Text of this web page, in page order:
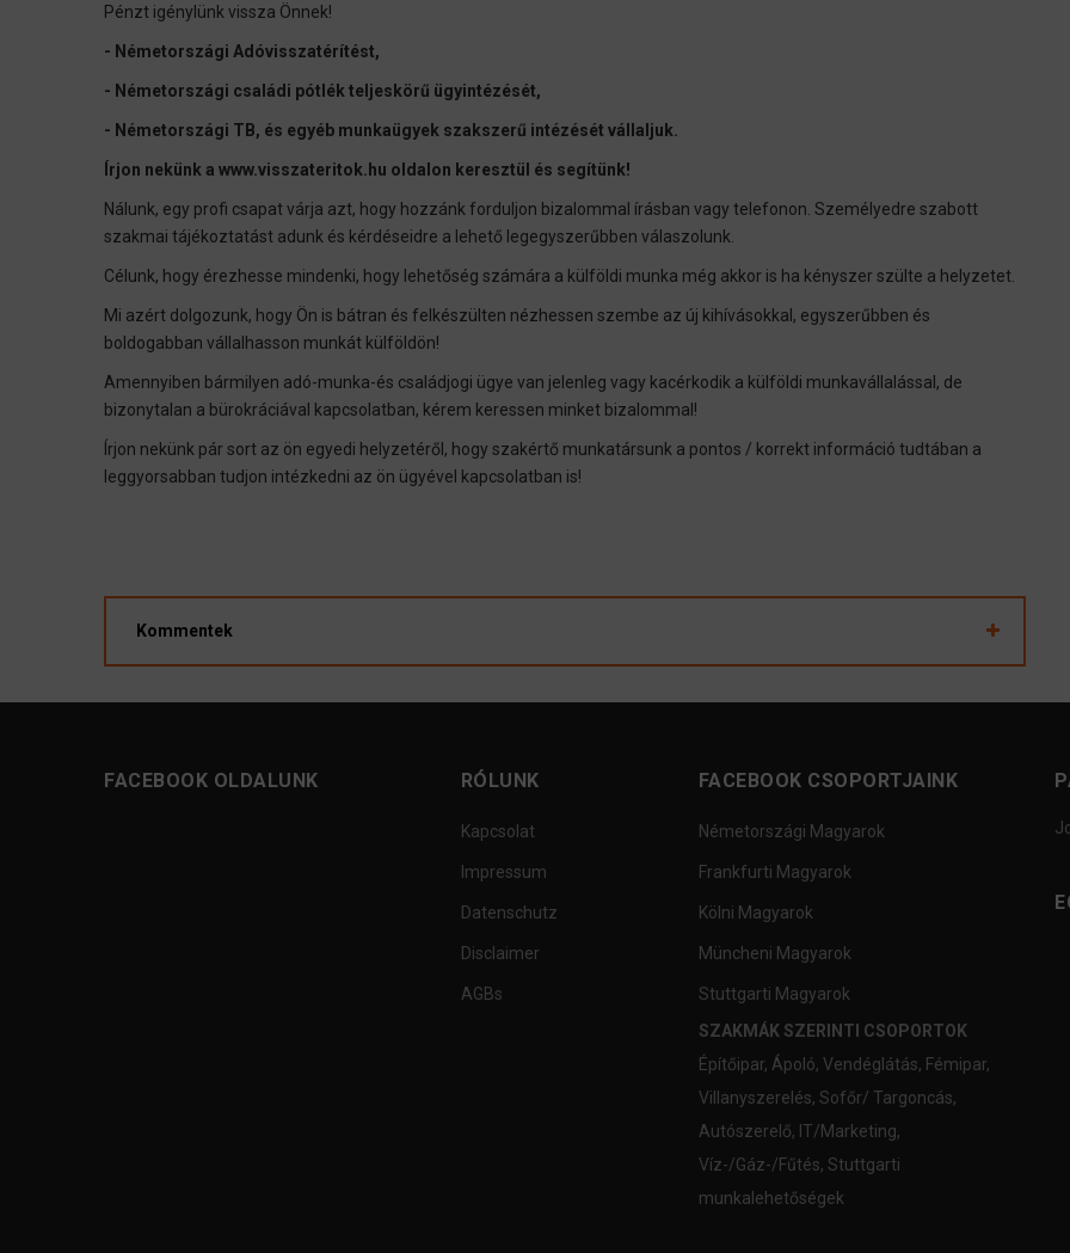
Pénzt igénylünk vissza Önnek!
- Németországi Adóvisszatérítést,
- Németországi családi pótlék teljeskörű ügyintézését,
- Németországi TB, és egyéb munkaügyek szakszerű intézését vállaljuk.
Írjon nekünk a www.visszateritok.hu oldalon keresztül és segítünk!
Nálunk, egy profi csapat várja azt, hogy hozzánk forduljon bizalommal írásban vagy telefonon. Személyedre szabott
szakmai tájékoztatást adunk és kérdéseidre a lehető legegyszerűbben válaszolunk.
Célunk, hogy érezhesse mindenki, hogy lehetőség számára a külföldi munka még akkor is ha kényszer szülte a helyzetet.
Mi azért dolgozunk, hogy Ön is bátran és felkészülten nézhessen szembe az új kihívásokkal, egyszerűbben és
boldogabban vállalhasson munkát külföldön!
Amennyiben bármilyen adó-munka-és családjogi ügye van jelenleg vagy kacérkodik a külföldi munkavállalással, de
bizonytalan a bürokráciával kapcsolatban, kérem keressen minket bizalommal!
Írjon nekünk pár sort az ön egyedi helyzetéről, hogy szakértő munkatársunk a pontos / korrekt információ tudtában a
leggyorsabban tudjon intézkedni az ön ügyével kapcsolatban is!
Kommentek
FACEBOOK OLDALUNK RÓLUNK
Kapcsolat
Impressum
Datenschutz
Disclaimer
AGBs
FACEBOOK CSOPORTJAINK
Németországi Magyarok
Frankfurti Magyarok
Kölni Magyarok
Müncheni Magyarok
Stuttgarti Magyarok
SZAKMÁK SZERINTI CSOPORTOK
Építőipar, Ápoló, Vendéglátás, Fémipar,
Villanyszerelés, Sofőr/ Targoncás,
Autószerelő, IT/Marketing,
Víz-/Gáz-/Fűtés, Stuttgarti
munkalehetőségek